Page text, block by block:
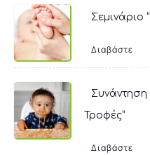
Σεμινάριο
Διαβάστε
Συνάντηση
Τροφές”
Διαβάστε